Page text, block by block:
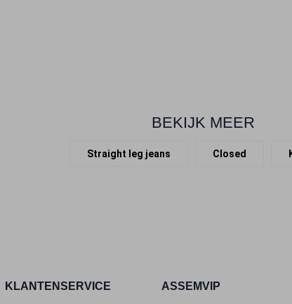
BEKIJK MEER
Straight leg jeans Closed
KLANTENSERVICE ASSEMVIP